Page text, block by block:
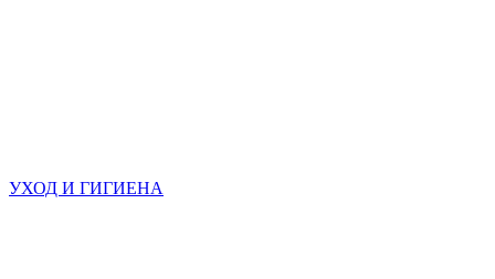
УХОД И ГИГИЕНА